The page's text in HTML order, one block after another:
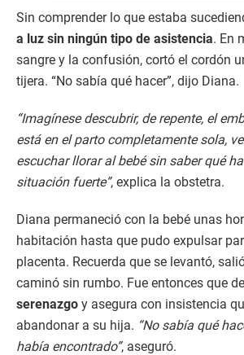
Sin comprender lo que estaba
a luz sin ningún tipo de asistencia. En
sangre y la confusión, cortó el cordón
tijera. “No sabía qué hacer”, dijo Diana.
“Imagínese descubrir, de repente, el
está en el parto completamente sola,
escuchar llorar al bebé sin saber qué
situación fuerte”, explica la obstetra.
Diana permaneció con la bebé unas
habitación hasta que pudo expulsar
placenta. Recuerda que se levantó,
caminó sin rumbo. Fue entonces que
serenazgo y asegura con insistencia
abandonar a su hija. “No sabía qué
había encontrado”, aseguró.